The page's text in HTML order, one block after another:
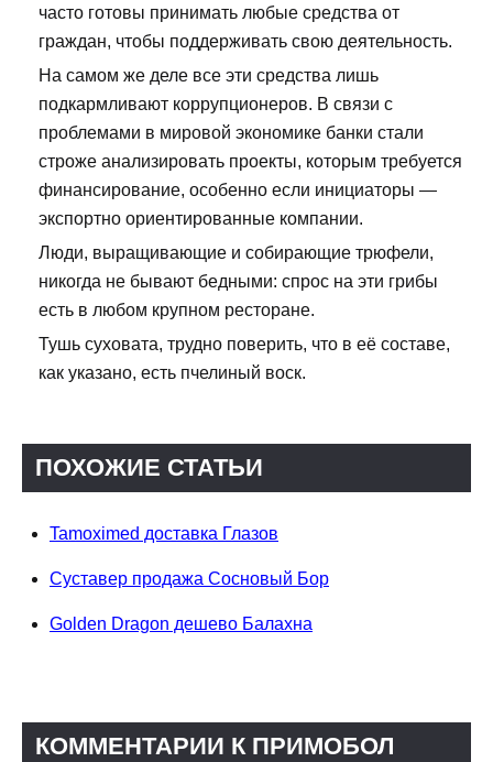
часто готовы принимать любые средства от
граждан, чтобы поддерживать свою деятельность.
На самом же деле все эти средства лишь
подкармливают коррупционеров. В связи с
проблемами в мировой экономике банки стали
строже анализировать проекты, которым требуется
финансирование, особенно если инициаторы —
экспортно ориентированные компании.
Люди, выращивающие и собирающие трюфели,
никогда не бывают бедными: спрос на эти грибы
есть в любом крупном ресторане.
Тушь суховата, трудно поверить, что в её составе,
как указано, есть пчелиный воск.
ПОХОЖИЕ СТАТЬИ
Tamoximed доставка Глазов
Суставер продажа Сосновый Бор
Golden Dragon дешево Балахна
КОММЕНТАРИИ К ПРИМОБОЛ